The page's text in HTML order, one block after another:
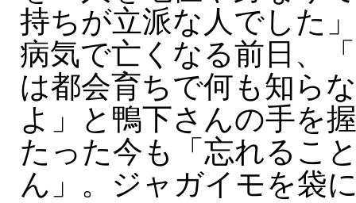
持ちが立派な人でした
病気で亡くなる前日、
は都会育ちで何も知ら
よ」と鴨下さんの手を
たった今も「忘れるこ
ん」。ジャガイモを袋